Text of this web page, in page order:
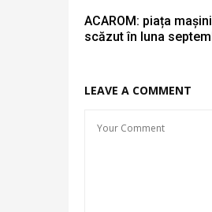
ACAROM: piața
scăzut în luna
LEAVE A COMMENT